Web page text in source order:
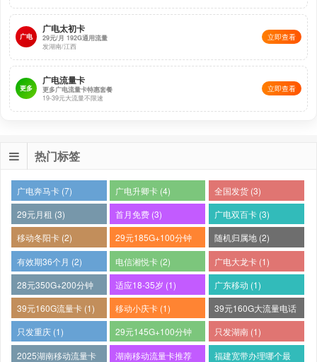
广电
广电太初卡
29元/月 192G通用流量
发湖南/江西
立即查看
更多
广电流量卡
更多广电流量卡特惠套餐
19-39元大流量不限速
立即查看
热门标签
广电奔马卡 (7) 广电升卿卡 (4)
全国发货 (3)
29元月租 (3)
首月免费 (3)
广电双百卡 (3)
移动冬阳卡 (2)
29元185G+100分钟
(2)
随机归属地 (2)
有效期36个月 (2)
电信湘悦卡 (2)
广电大龙卡 (1)
28元350G+200分钟
(1)
适应18-35岁 (1)
广东移动 (1)
39元160G流量卡 (1)
移动小庆卡 (1)
39元160G大流量电话
卡 (1)
只发重庆 (1)
29元145G+100分钟
(1)
只发湖南 (1)
2025湖南移动流量卡
湖南移动流量卡推荐 福建宽带办理哪个最